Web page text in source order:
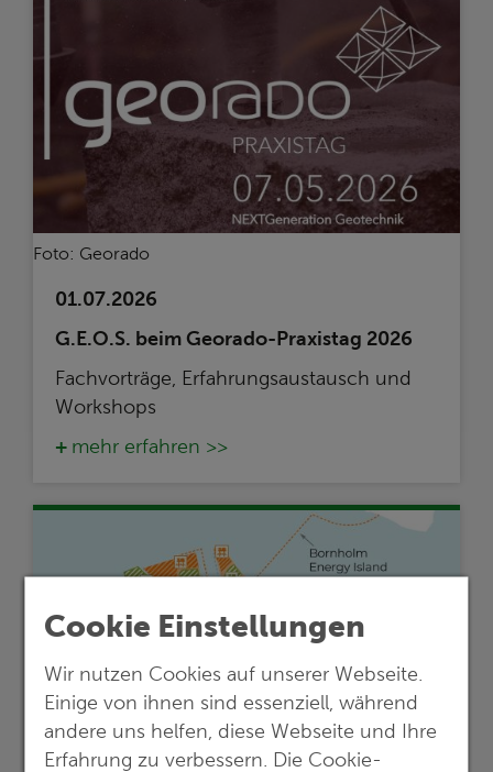
Cookie Einstellungen
Wir nutzen Cookies auf unserer Webseite.
Einige von ihnen sind essenziell, während
andere uns helfen, diese Webseite und Ihre
Erfahrung zu verbessern. Die Cookie-
Foto: Georado
01.07.2026
G.E.O.S. beim Georado-Praxistag 2026
Fachvorträge, Erfahrungsaustausch und
Workshops
mehr erfahren >>